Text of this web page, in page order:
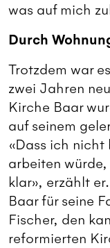
was auf mich
Durch
Trotzdem war
zwei Jahren
Kirche Baar
auf seinem
«Dass ich
arbeiten
klar», erzählt
Baar für seine
Fischer, den
reformierten